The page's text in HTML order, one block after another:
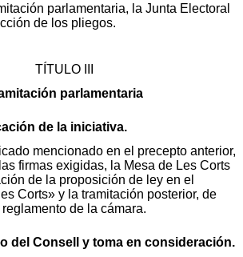
parlamentaria, la Junta Electoral
de los pliegos.
TÍTULO III
parlamentaria
de la iniciativa.
mencionado en el precepto anterior,
firmas exigidas, la Mesa de Les Corts
de la proposición de ley en el
Corts» y la tramitación posterior, de
de la cámara.
del Consell y toma en consideración.